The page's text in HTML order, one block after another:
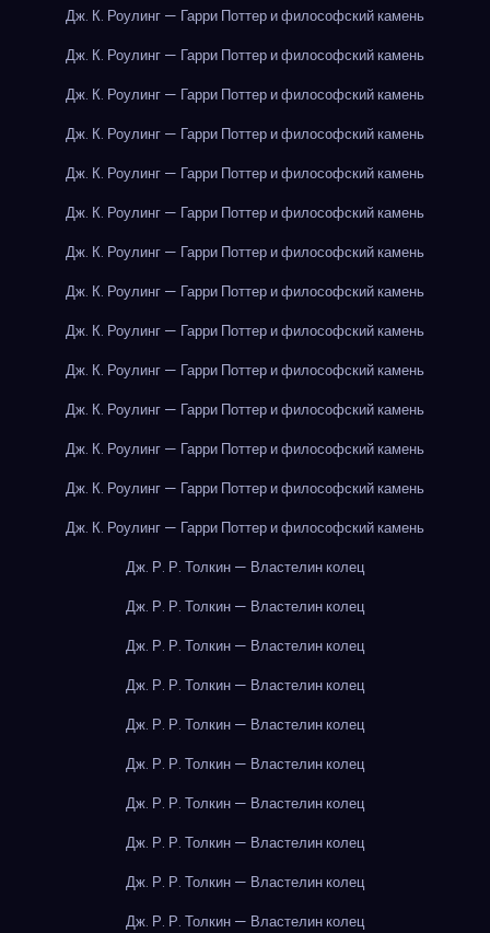
Дж. К. Роулинг — Гарри Поттер и философский камень
Дж. К. Роулинг — Гарри Поттер и философский камень
Дж. К. Роулинг — Гарри Поттер и философский камень
Дж. К. Роулинг — Гарри Поттер и философский камень
Дж. К. Роулинг — Гарри Поттер и философский камень
Дж. К. Роулинг — Гарри Поттер и философский камень
Дж. К. Роулинг — Гарри Поттер и философский камень
Дж. К. Роулинг — Гарри Поттер и философский камень
Дж. К. Роулинг — Гарри Поттер и философский камень
Дж. К. Роулинг — Гарри Поттер и философский камень
Дж. К. Роулинг — Гарри Поттер и философский камень
Дж. К. Роулинг — Гарри Поттер и философский камень
Дж. К. Роулинг — Гарри Поттер и философский камень
Дж. К. Роулинг — Гарри Поттер и философский камень
Дж. Р. Р. Толкин — Властелин колец
Дж. Р. Р. Толкин — Властелин колец
Дж. Р. Р. Толкин — Властелин колец
Дж. Р. Р. Толкин — Властелин колец
Дж. Р. Р. Толкин — Властелин колец
Дж. Р. Р. Толкин — Властелин колец
Дж. Р. Р. Толкин — Властелин колец
Дж. Р. Р. Толкин — Властелин колец
Дж. Р. Р. Толкин — Властелин колец
Дж. Р. Р. Толкин — Властелин колец